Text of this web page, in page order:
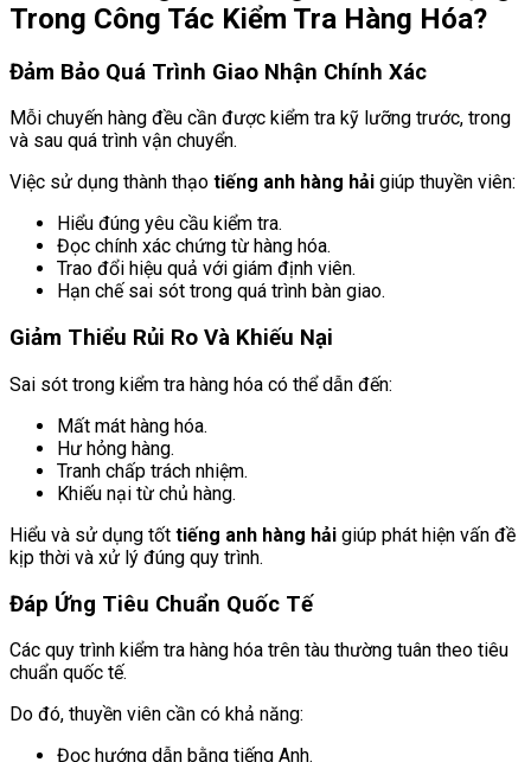
Trong Công Tác Kiểm Tra Hàng Hóa?
Đảm Bảo Quá Trình Giao Nhận Chính Xác
Mỗi chuyến hàng đều cần được kiểm tra kỹ lưỡng trước, trong
và sau quá trình vận chuyển.
Việc sử dụng thành thạo tiếng anh hàng hải giúp thuyền viên:
Hiểu đúng yêu cầu kiểm tra.
Đọc chính xác chứng từ hàng hóa.
Trao đổi hiệu quả với giám định viên.
Hạn chế sai sót trong quá trình bàn giao.
Giảm Thiểu Rủi Ro Và Khiếu Nại
Sai sót trong kiểm tra hàng hóa có thể dẫn đến:
Mất mát hàng hóa.
Hư hỏng hàng.
Tranh chấp trách nhiệm.
Khiếu nại từ chủ hàng.
Hiểu và sử dụng tốt tiếng anh hàng hải giúp phát hiện vấn đề
kịp thời và xử lý đúng quy trình.
Đáp Ứng Tiêu Chuẩn Quốc Tế
Các quy trình kiểm tra hàng hóa trên tàu thường tuân theo tiêu
chuẩn quốc tế.
Do đó, thuyền viên cần có khả năng:
Đọc hướng dẫn bằng tiếng Anh.